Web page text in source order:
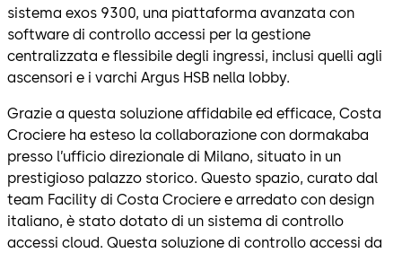
sistema exos 9300, una piattaforma avanzata con
software di controllo accessi per la gestione
centralizzata e flessibile degli ingressi, inclusi quelli agli
ascensori e i varchi Argus HSB nella lobby.
Grazie a questa soluzione affidabile ed efficace, Costa
Crociere ha esteso la collaborazione con dormakaba
presso l’ufficio direzionale di Milano, situato in un
prestigioso palazzo storico. Questo spazio, curato dal
team Facility di Costa Crociere e arredato con design
italiano, è stato dotato di un sistema di controllo
accessi cloud. Questa soluzione di controllo accessi da